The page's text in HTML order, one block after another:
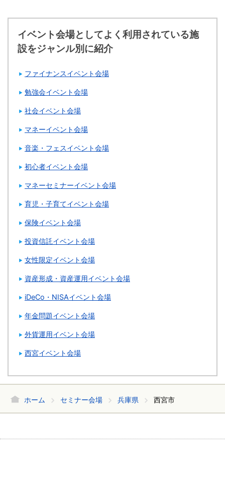
イベント会場としてよく利用されている施
設をジャンル別に紹介
ファイナンスイベント会場
勉強会イベント会場
社会イベント会場
マネーイベント会場
音楽・フェスイベント会場
初心者イベント会場
マネーセミナーイベント会場
育児・子育てイベント会場
保険イベント会場
投資信託イベント会場
女性限定イベント会場
資産形成・資産運用イベント会場
iDeCo・NISAイベント会場
年金問題イベント会場
外貨運用イベント会場
西宮イベント会場
ホーム セミナー会場 兵庫県 西宮市